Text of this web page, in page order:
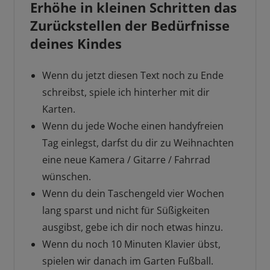
Erhöhe in kleinen Schritten das
Zurückstellen der Bedürfnisse
deines Kindes
Wenn du jetzt diesen Text noch zu Ende
schreibst, spiele ich hinterher mit dir
Karten.
Wenn du jede Woche einen handyfreien
Tag einlegst, darfst du dir zu Weihnachten
eine neue Kamera / Gitarre / Fahrrad
wünschen.
Wenn du dein Taschengeld vier Wochen
lang sparst und nicht für Süßigkeiten
ausgibst, gebe ich dir noch etwas hinzu.
Wenn du noch 10 Minuten Klavier übst,
spielen wir danach im Garten Fußball.